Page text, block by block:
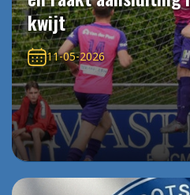
kwijt
11-05-2026